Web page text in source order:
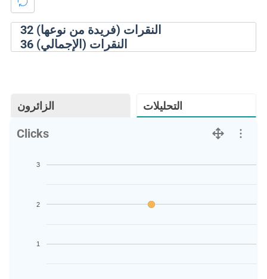
32 النقرات (فريدة من نوعها)
36 النقرات (الإجمالي)
الزائرون التحليلات
Clicks
1
2
3